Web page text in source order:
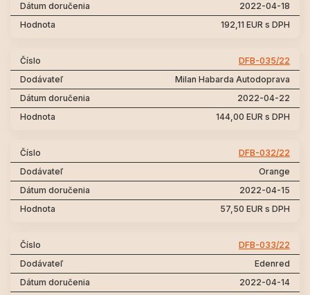
2022-04-18
192,11 EUR s DPH
DFB-035/22
Milan Habarda Autodoprava
2022-04-22
144,00 EUR s DPH
DFB-032/22
Orange
2022-04-15
57,50 EUR s DPH
DFB-033/22
Edenred
2022-04-14